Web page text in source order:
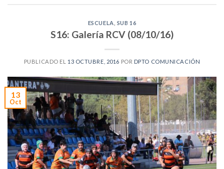
ESCUELA SUB 16
S16: Galería RCV (08/10/16)
PUBLICADO EL 13 OCTUBRE, 2016 POR DPTO COMUNICACIÓN
13
Oct